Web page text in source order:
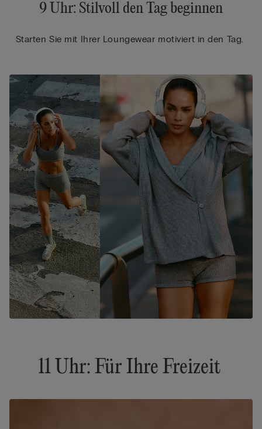
9 Uhr: Stilvoll den Tag beginnen
Starten Sie mit Ihrer Loungewear motiviert in den Tag.
11 Uhr: Für Ihre Freizeit